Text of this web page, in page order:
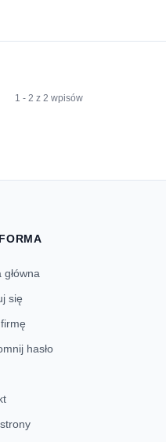
1 - 2 z 2 wpisów
główna
się
hasło